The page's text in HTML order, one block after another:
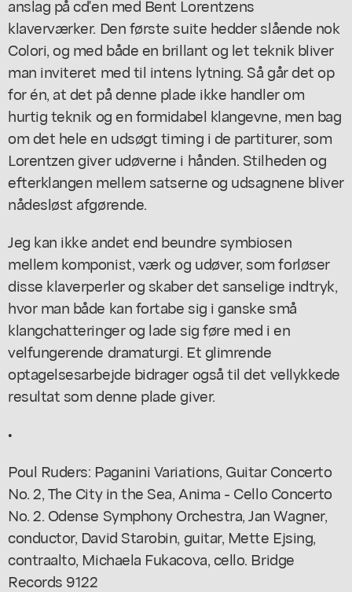
anslag på cd'en med Bent Lorentzens
klaverværker. Den første suite hedder slående nok
Colori, og med både en brillant og let teknik bliver
man inviteret med til intens lytning. Så går det op
for én, at det på denne plade ikke handler om
hurtig teknik og en formidabel klangevne, men bag
om det hele en udsøgt timing i de partiturer, som
Lorentzen giver udøverne i hånden. Stilheden og
efterklangen mellem satserne og udsagnene bliver
nådesløst afgørende.
Jeg kan ikke andet end beundre symbiosen
mellem komponist, værk og udøver, som forløser
disse klaverperler og skaber det sanselige indtryk,
hvor man både kan fortabe sig i ganske små
klangchatteringer og lade sig føre med i en
velfungerende dramaturgi. Et glimrende
optagelsesarbejde bidrager også til det vellykkede
resultat som denne plade giver.
•
Poul Ruders: Paganini Variations, Guitar Concerto
No. 2, The City in the Sea, Anima - Cello Concerto
No. 2. Odense Symphony Orchestra, Jan Wagner,
conductor, David Starobin, guitar, Mette Ejsing,
contraalto, Michaela Fukacova, cello. Bridge
Records 9122